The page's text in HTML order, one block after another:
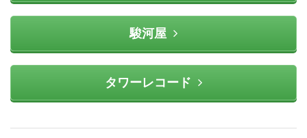
駿河屋
タワーレコード